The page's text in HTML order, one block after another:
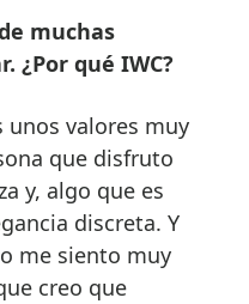
muchas
¿Por qué IWC?
unos valores muy
que disfruto
y, algo que es
discreta. Y
me siento muy
creo que